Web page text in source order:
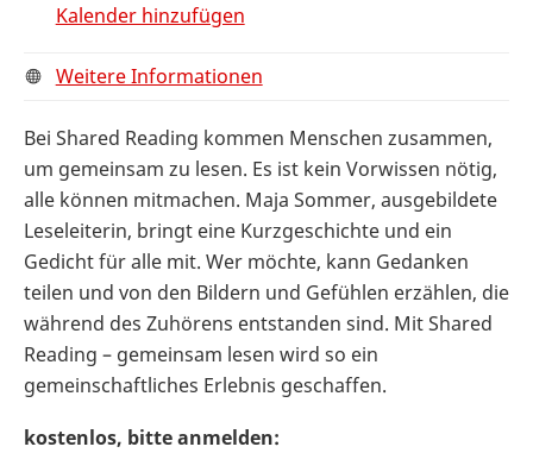
Kalender hinzufügen
Weitere Informationen
Bei Shared Reading kommen Menschen zusammen,
um gemeinsam zu lesen. Es ist kein Vorwissen nötig,
alle können mitmachen. Maja Sommer, ausgebildete
Leseleiterin, bringt eine Kurzgeschichte und ein
Gedicht für alle mit. Wer möchte, kann Gedanken
teilen und von den Bildern und Gefühlen erzählen, die
während des Zuhörens entstanden sind. Mit Shared
Reading – gemeinsam lesen wird so ein
gemeinschaftliches Erlebnis geschaffen.
kostenlos, bitte anmelden: